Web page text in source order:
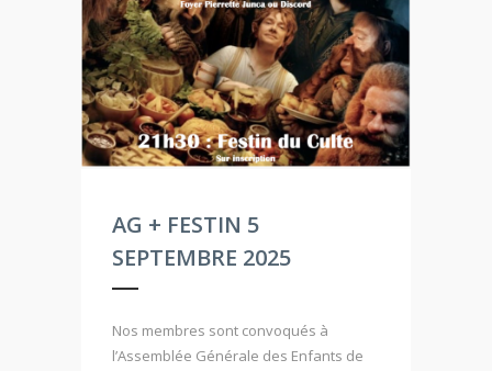
AG + FESTIN 5
SEPTEMBRE 2025
Nos membres sont convoqués à
l’Assemblée Générale des Enfants de